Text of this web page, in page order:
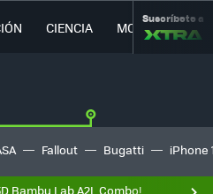
CIENCIA MOVILIDAD
Suscríbete a
Fallout Bugatti iPhone
Bambu Lab A2L Combo!